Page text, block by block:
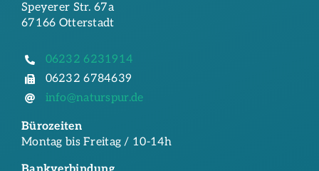
Speyerer Str. 67a
67166 Otterstadt
06232 6231914
06232 6784639
info@naturspur.de
Bürozeiten
Montag bis Freitag / 10-14h